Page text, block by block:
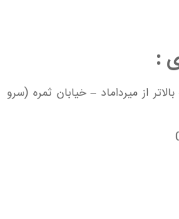
:
از میرداماد – خیابان ثمره (سرو